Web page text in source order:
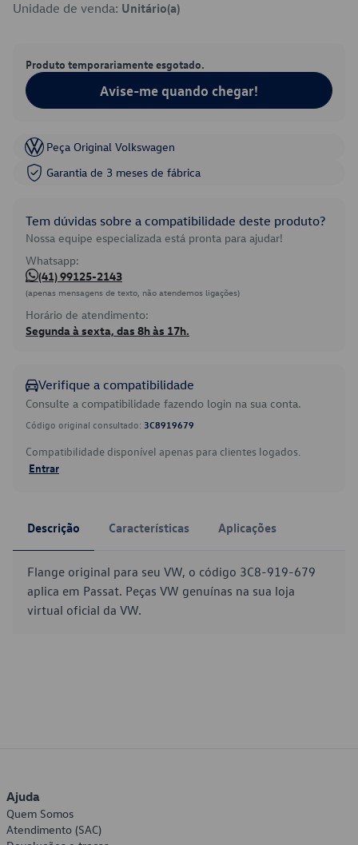
Unidade de venda: Unitário(a)
Produto temporariamente esgotado.
Avise-me quando chegar!
Peça Original Volkswagen
Garantia de 3 meses de fábrica
Tem dúvidas sobre a compatibilidade deste produto?
Nossa equipe especializada está pronta para ajudar!
Whatsapp:
(41) 99125-2143
(apenas mensagens de texto, não atendemos ligações)
Horário de atendimento:
Segunda à sexta, das 8h às 17h.
Verifique a compatibilidade
Consulte a compatibilidade fazendo login na sua conta.
Código original consultado: 3C8919679
Compatibilidade disponível apenas para clientes logados.
Entrar
Descrição Características Aplicações
Flange original para seu VW, o código 3C8-919-679
aplica em Passat. Peças VW genuínas na sua loja
virtual oficial da VW.
Ajuda
Quem Somos
Atendimento (SAC)